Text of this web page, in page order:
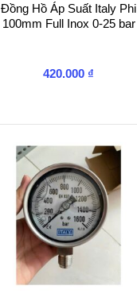
Đồng Hồ Áp Suất Italy Phi
100mm Full Inox 0-25 bar
420.000 ₫